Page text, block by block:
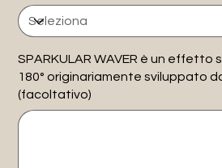
SPARKULAR WAVER è un effetto
180° originariamente sviluppato
(facoltativo)
a
500